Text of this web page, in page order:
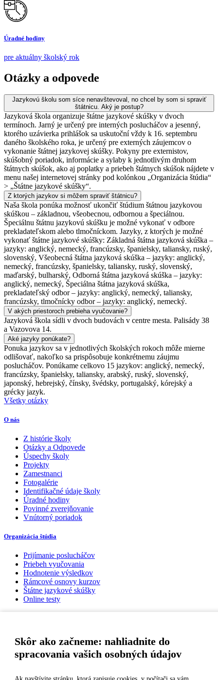
Úradné hodiny
pre aktuálny školský rok
Otázky a odpovede
Jazykovú školu som síce nenavštevoval, no chcel by som si spraviť
štátnicu. Aký je postup?
Jazyková škola organizuje štátne jazykové skúšky v dvoch
termínoch. Jarný je určený pre interných poslucháčov a jesenný,
ktorého uzávierka prihlášok sa uskutoční vždy k 16. septembru
daného školského roka, je určený pre externých záujemcov o
vykonanie štátnej jazykovej skúšky. Pokyny pre externistov,
skúšobný poriadok, informácie a sylaby k jednotlivým druhom
štátnych skúšok, ako aj poplatky a priebeh štátnych skúšok nájdete v
menu našej internetovej stránky pod kolónkou „Organizácia štúdia“
> „Štátne jazykové skúšky“.
Z ktorých jazykov si môžem spraviť štátnicu?
Naša škola ponúka možnosť ukončiť štúdium štátnou jazykovou
skúškou – základnou, všeobecnou, odbornou a špeciálnou.
Špeciálnu štátnu jazykovú skúšku je možné vykonať v odbore
prekladateľskom alebo tlmočníckom. Jazyky, z ktorých je možné
vykonať štátne jazykové skúšky: Základná štátna jazyková skúška –
jazyky: anglický, nemecký, francúzsky, španielsky, taliansky, ruský,
slovenský, Všeobecná štátna jazyková skúška – jazyky: anglický,
nemecký, francúzsky, španielsky, taliansky, ruský, slovenský,
maďarský, bulharský, Odborná štátna jazyková skúška – jazyky:
anglický, nemecký, Špeciálna štátna jazyková skúška,
prekladateľský odbor – jazyky: anglický, nemecký, taliansky,
francúzsky, tlmočnícky odbor – jazyky: anglický, nemecký.
V akých priestoroch prebieha vyučovanie?
Jazyková škola sídli v dvoch budovách v centre mesta. Palisády 38
a Vazovova 14.
Aké jazyky ponúkate?
Ponuka jazykov sa v jednotlivých školských rokoch môže mierne
odlišovať, nakoľko sa prispôsobuje konkrétnemu záujmu
poslucháčov. Ponúkame celkovo 15 jazykov: anglický, nemecký,
francúzsky, španielsky, taliansky, arabský, ruský, slovenský,
japonský, hebrejský, čínsky, švédsky, portugalský, kórejský a
grécky jazyk.
Všetky otázky
O nás
Z histórie školy
Otázky a Odpovede
Úspechy školy
Projekty
Zamestnanci
Fotogalérie
Identifikačné údaje školy
Úradné hodiny
Povinné zverejňovanie
Vnútorný poriadok
Organizácia štúdia
Prijímanie poslucháčov
Priebeh vyučovania
Hodnotenie výsledkov
Rámcové osnovy kurzov
Štátne jazykové skúšky
Online testy
Informácie o kurzoch
Online testy
Ako si vybrať a kúpiť kurz
Skôr ako začneme: nahliadnite do
spracovania vašich osobných údajov